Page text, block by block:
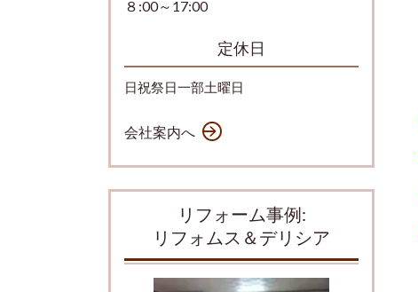
８:00～17:00
定休日
日祝祭日一部土曜日
会社案内へ
リフォーム事例:
リフォムス＆デリシア